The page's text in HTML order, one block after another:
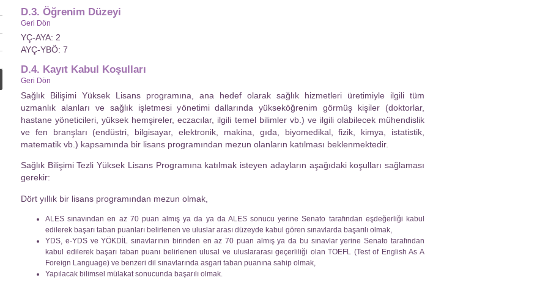
D.3. Öğrenim Düzeyi
Geri Dön
YÇ-AYA: 2
AYÇ-YBÖ: 7
D.4. Kayıt Kabul Koşulları
Geri Dön
Sağlık Bilişimi Yüksek Lisans programına, ana hedef olarak sağlık hizmetleri üretimiyle ilgili tüm
uzmanlık alanları ve sağlık işletmesi yönetimi dallarında yükseköğrenim görmüş kişiler (doktorlar,
hastane yöneticileri, yüksek hemşireler, eczacılar, ilgili temel bilimler vb.) ve ilgili olabilecek mühendislik
ve fen branşları (endüstri, bilgisayar, elektronik, makina, gıda, biyomedikal, fizik, kimya, istatistik,
matematik vb.) kapsamında bir lisans programından mezun olanların katılması beklenmektedir.
Sağlık Bilişimi Tezli Yüksek Lisans Programına katılmak isteyen adayların aşağıdaki koşulları sağlaması
gerekir:
Dört yıllık bir lisans programından mezun olmak,
ALES sınavından en az 70 puan almış ya da ya da ALES sonucu yerine Senato tarafından eşdeğerliği kabul
edilerek başarı taban puanları belirlenen ve uluslar arası düzeyde kabul gören sınavlarda başarılı olmak,
YDS, e-YDS ve YÖKDİL sınavlarının birinden en az 70 puan almış ya da bu sınavlar yerine Senato tarafından
kabul edilerek başarı taban puanı belirlenen ulusal ve uluslararası geçerliliği olan TOEFL (Test of English As A
Foreign Language) ve benzeri dil sınavlarında asgari taban puanına sahip olmak,
Yapılacak bilimsel mülakat sonucunda başarılı olmak.